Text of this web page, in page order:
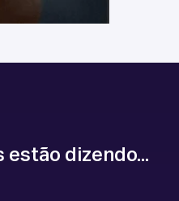
estão dizendo...